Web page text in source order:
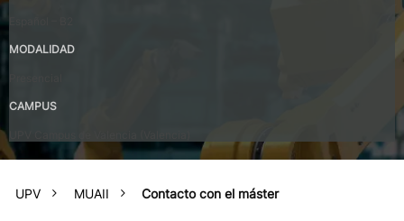
MODALIDAD
CAMPUS
UPV MUAII Contacto con el máster